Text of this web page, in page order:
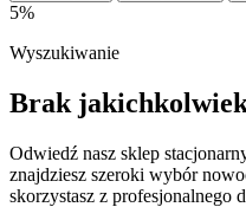
5%
Wyszukiwanie
Brak
Odwiedź nasz sklep
znajdziesz szeroki wybór
skorzystasz z profesjonalnego